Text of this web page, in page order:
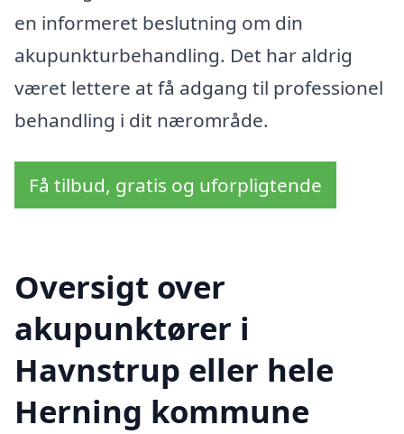
en informeret beslutning om din
akupunkturbehandling. Det har aldrig
været lettere at få adgang til professionel
behandling i dit nærområde.
Få tilbud, gratis og uforpligtende
Oversigt over
akupunktører i
Havnstrup eller hele
Herning kommune